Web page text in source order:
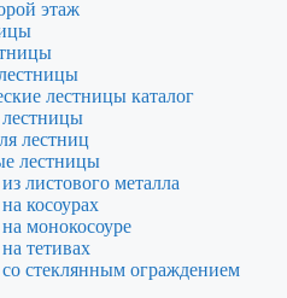
этаж
лестницы каталог
лестниц
лестницы
листового металла
косоурах
монокосоуре
тетивах
стеклянным ограждением